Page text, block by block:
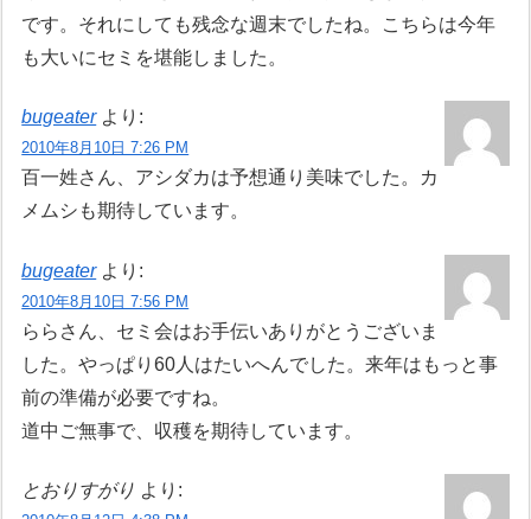
です。それにしても残念な週末でしたね。こちらは今年
も大いにセミを堪能しました。
bugeater より:
2010年8月10日 7:26 PM
百一姓さん、アシダカは予想通り美味でした。カ
メムシも期待しています。
bugeater より:
2010年8月10日 7:56 PM
ららさん、セミ会はお手伝いありがとうございま
した。やっぱり60人はたいへんでした。来年はもっと事
前の準備が必要ですね。
道中ご無事で、収穫を期待しています。
とおりすがり より: